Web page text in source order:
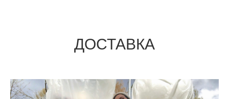
ДОСТАВКА